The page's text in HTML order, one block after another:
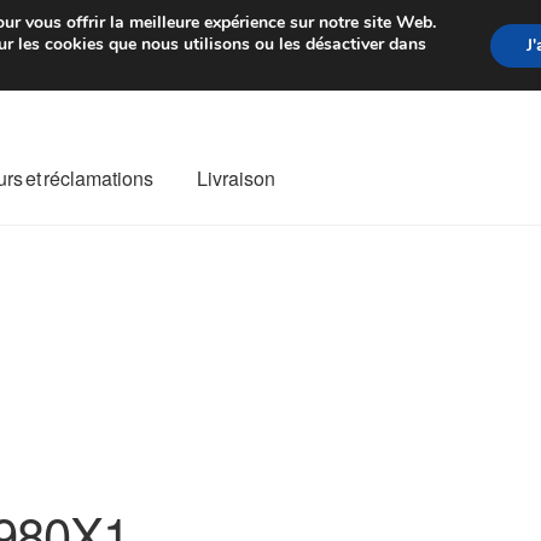
de 7 EUR Du lundi au
et réclamations Livraison
vous offrir la meilleure expérience sur notre site Web.
les cookies que nous utilisons ou les désactiver dans